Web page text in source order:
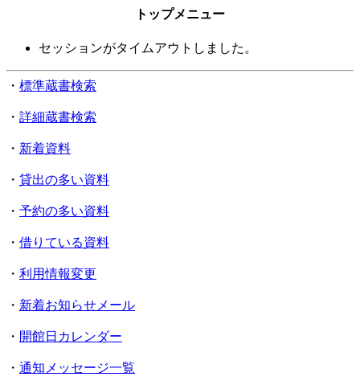
トップメニュー
セッションがタイムアウトしました。
・ 標準蔵書検索
・ 詳細蔵書検索
・ 新着資料
・ 貸出の多い資料
・ 予約の多い資料
・ 借りている資料
・ 利用情報変更
・ 新着お知らせメール
・ 開館日カレンダー
・ 通知メッセージ一覧